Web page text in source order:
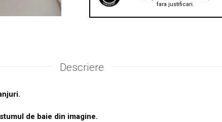
fara justificari.
Descriere
de baie din imagine.